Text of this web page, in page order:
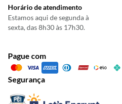
Horário de atendimento
Estamos aqui de segunda à
sexta, das 8h30 às 17h30.
Pague com
Segurança